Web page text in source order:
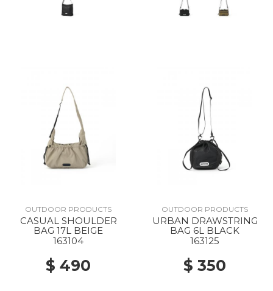
OUTDOOR PRODUCTS
CASUAL SHOULDER
BAG 17L BEIGE
163104
$ 490
OUTDOOR PRODUCTS
URBAN DRAWSTRING
BAG 6L BLACK
163125
$ 350